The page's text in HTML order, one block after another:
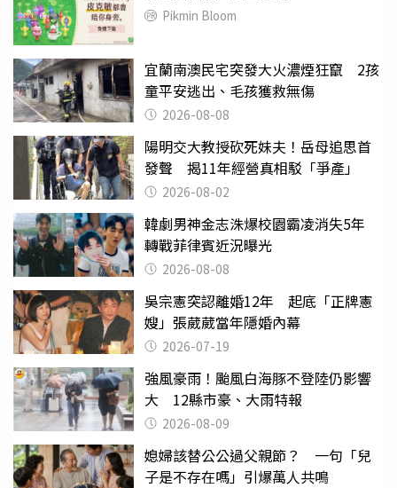
Pikmin Bloom
宜蘭南澳民宅突發大火濃煙狂竄 2孩
童平安逃出、毛孩獲救無傷
2026-08-08
陽明交大教授砍死妹夫！岳母追思首
發聲 揭11年經營真相駁「爭產」
2026-08-02
韓劇男神金志洙爆校園霸凌消失5年
轉戰菲律賓近況曝光
2026-08-08
吳宗憲突認離婚12年 起底「正牌憲
嫂」張葳葳當年隱婚內幕
2026-07-19
強風豪雨！颱風白海豚不登陸仍影響
大 12縣市豪、大雨特報
2026-08-09
媳婦該替公公過父親節？ 一句「兒
子是不存在嗎」引爆萬人共鳴